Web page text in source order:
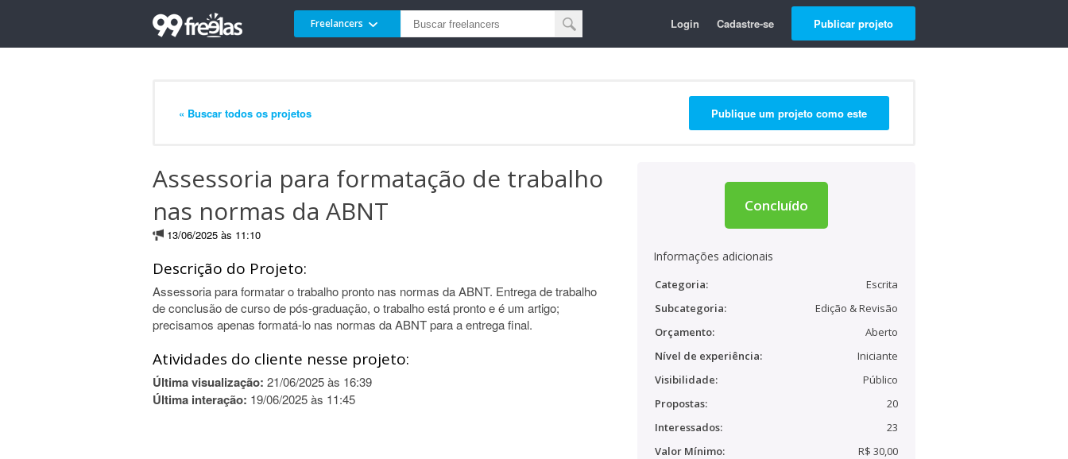
Freelancers Login Cadastre-se Publicar projeto
« Buscar todos os projetos Publique um projeto como este
Assessoria para formatação de trabalho
nas normas da ABNT
13/06/2025 às 11:10
Descrição do Projeto:
Assessoria para formatar o trabalho pronto nas normas da ABNT. Entrega de trabalho
de conclusão de curso de pós-graduação, o trabalho está pronto e é um artigo;
precisamos apenas formatá-lo nas normas da ABNT para a entrega final.
Atividades do cliente nesse projeto:
Última visualização: 21/06/2025 às 16:39
Última interação: 19/06/2025 às 11:45
Concluído
Informações adicionais
Categoria:
Escrita
Subcategoria:
Edição & Revisão
Orçamento:
Aberto
Nível de experiência:
Iniciante
Visibilidade:
Público
Propostas:
20
Interessados:
23
Valor Mínimo:
R$ 30,00